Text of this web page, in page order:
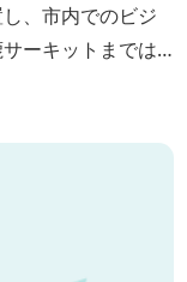
、市内でのビジ
ーキットまでは
料金でご利用い